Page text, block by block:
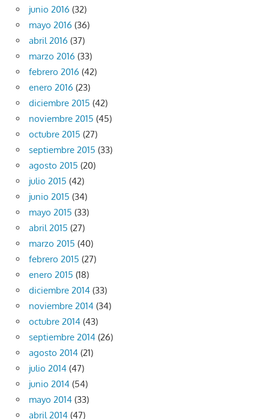
junio 2016 (32)
mayo 2016 (36)
abril 2016 (37)
marzo 2016 (33)
febrero 2016 (42)
enero 2016 (23)
diciembre 2015 (42)
noviembre 2015 (45)
octubre 2015 (27)
septiembre 2015 (33)
agosto 2015 (20)
julio 2015 (42)
junio 2015 (34)
mayo 2015 (33)
abril 2015 (27)
marzo 2015 (40)
febrero 2015 (27)
enero 2015 (18)
diciembre 2014 (33)
noviembre 2014 (34)
octubre 2014 (43)
septiembre 2014 (26)
agosto 2014 (21)
julio 2014 (47)
junio 2014 (54)
mayo 2014 (33)
abril 2014 (47)